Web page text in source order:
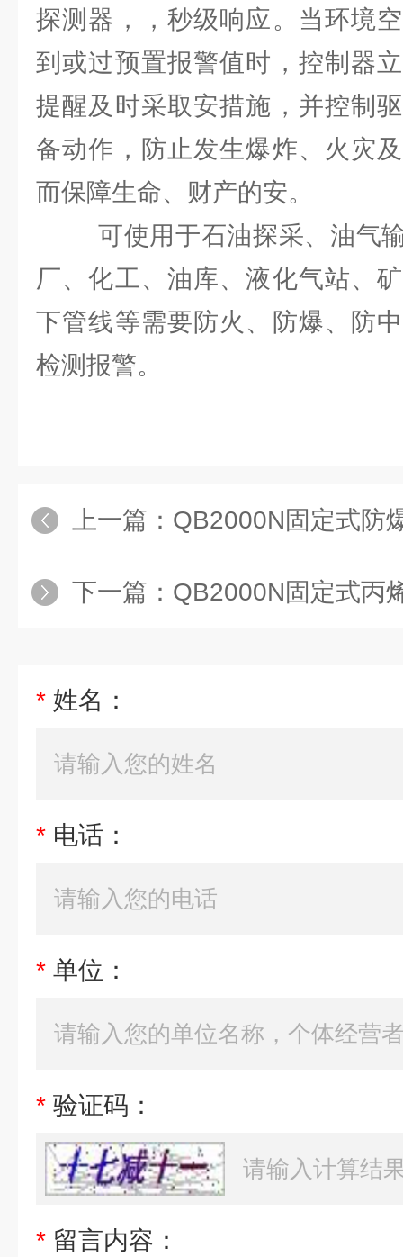
探测器，，秒级响应。当环境
到或过预置报警值时，控制器
提醒及时采取安措施，并控制
备动作，防止发生爆炸、火灾
而保障生命、财产的安。
可使用于石油探采、油气输
厂、化工、油库、液化气站、
下管线等需要防火、防爆、防
检测报警。
上一篇： QB2000N固定式防爆
下一篇： QB2000N固定式丙烯
* 姓名：
* 电话：
* 单位：
* 验证码：
* 留言内容：